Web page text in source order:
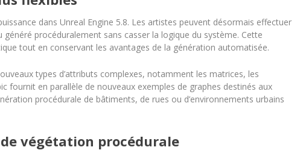
dans Unreal Engine 5.8. Les artistes peuvent désormais effectuer
procéduralement sans casser la logique du système. Cette
tout en conservant les avantages de la génération automatisée.
types d’attributs complexes, notamment les matrices, les
fournit en parallèle de nouveaux exemples de graphes destinés aux
procédurale de bâtiments, de rues ou d’environnements urbains
végétation procédurale